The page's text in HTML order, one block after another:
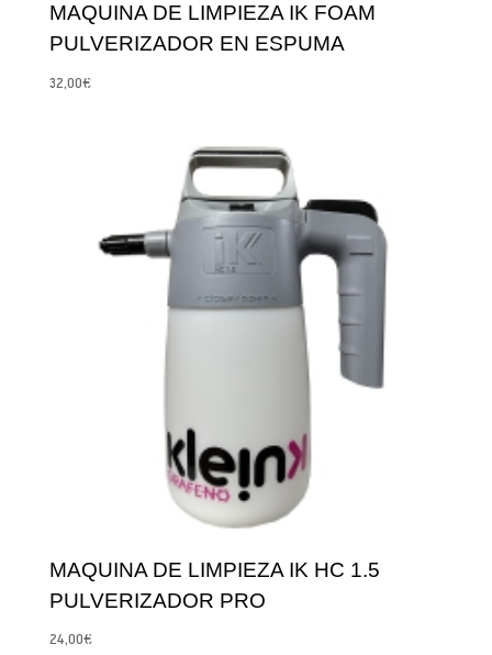
MAQUINA DE LIMPIEZA IK FOAM
PULVERIZADOR EN ESPUMA
32,00€
MAQUINA DE LIMPIEZA IK HC 1.5
PULVERIZADOR PRO
24,00€